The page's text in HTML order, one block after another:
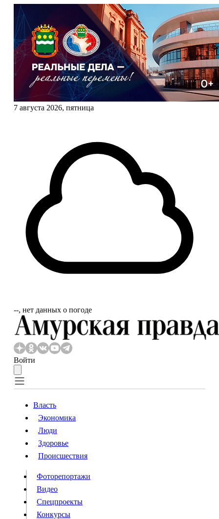
7 августа 2026, пятница
‐‐, нет данных о погоде
Войти
Власть
Происшествия
Видео
Конкурсы
Власть
Экономика
Люди
Здоровье
Происшествия
Фоторепортажи
Видео
Спецпроекты
Конкурсы